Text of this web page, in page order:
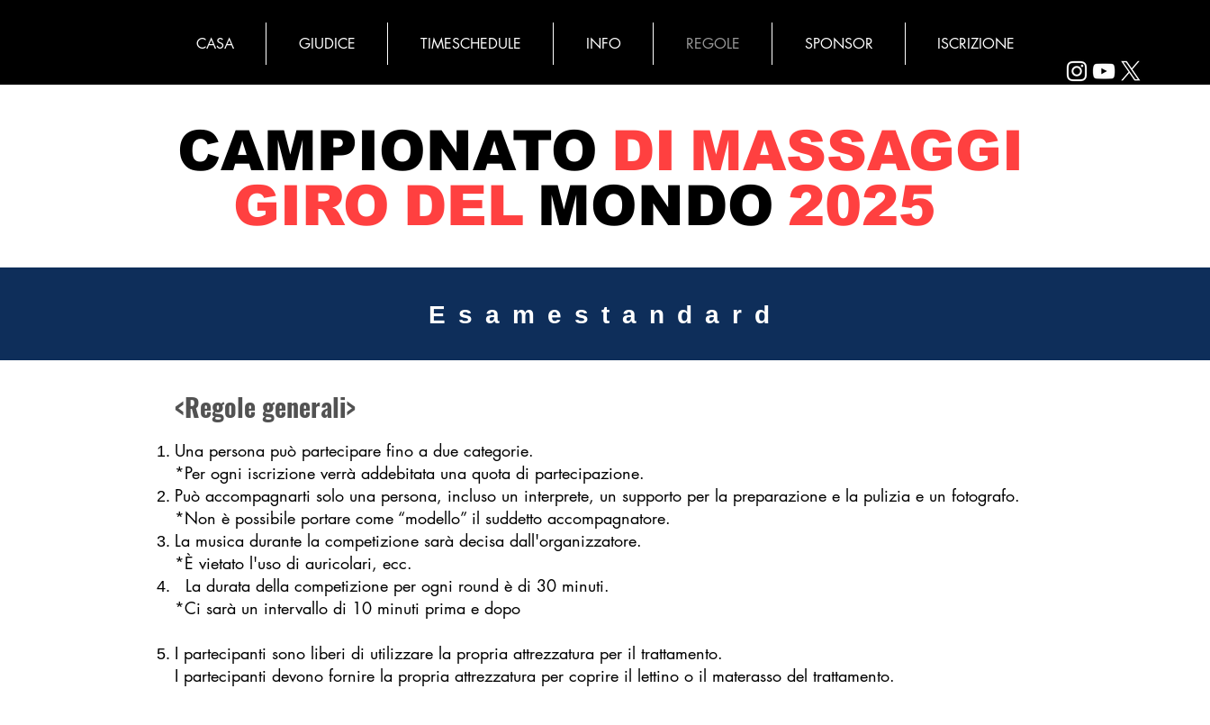
CASA GIUDICE TIMESCHEDULE INFO REGOLE SPONSOR ISCRIZIONE
CAMPIONATO DI MASSAGGI
GIRO DEL MONDO 2025
​Esame standard
<Regole generali>
Una persona può partecipare fino a due categorie.
*Per ogni iscrizione verrà addebitata una quota di partecipazione.
Può accompagnarti solo una persona, incluso un interprete, un supporto per la preparazione e la pulizia e un fotografo.
*Non è possibile portare come “modello” il suddetto accompagnatore.
La musica durante la competizione sarà decisa dall'organizzatore.
*È vietato l'uso di auricolari, ecc.
La durata della competizione per ogni round è di 30 minuti.
*Ci sarà un intervallo di 10 minuti prima e dopo
I partecipanti sono liberi di utilizzare la propria attrezzatura per il trattamento.
I partecipanti devono fornire la propria attrezzatura per coprire il lettino o il materasso del trattamento.